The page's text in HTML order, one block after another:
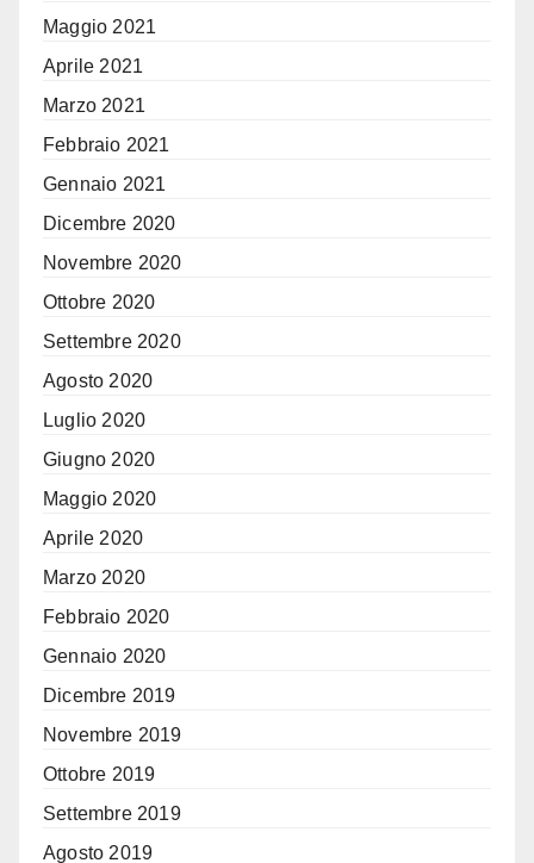
Maggio 2021
Aprile 2021
Marzo 2021
Febbraio 2021
Gennaio 2021
Dicembre 2020
Novembre 2020
Ottobre 2020
Settembre 2020
Agosto 2020
Luglio 2020
Giugno 2020
Maggio 2020
Aprile 2020
Marzo 2020
Febbraio 2020
Gennaio 2020
Dicembre 2019
Novembre 2019
Ottobre 2019
Settembre 2019
Agosto 2019